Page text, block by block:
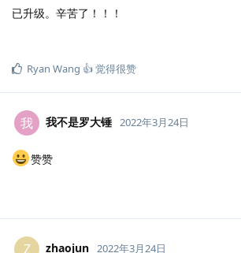
已升级。辛苦了！！！
Ryan Wang 👍觉得很赞
我 我不是罗大锤 2022年3月24日
赞赞
Z zhaojun 2022年3月24日